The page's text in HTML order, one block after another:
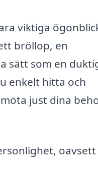
viktiga
bröllop, en
sätt som en
enkelt hitta och
just dina
oavsett